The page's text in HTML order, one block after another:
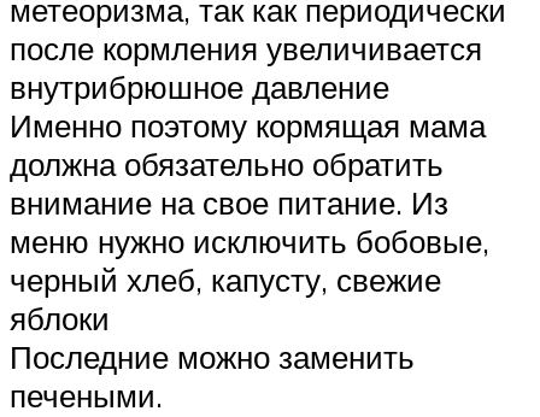
метеоризма, так как периодически
после кормления увеличивается
внутрибрюшное давление
Именно поэтому кормящая мама
должна обязательно обратить
внимание на свое питание. Из
меню нужно исключить бобовые,
черный хлеб, капусту, свежие
яблоки
Последние можно заменить
печеными.